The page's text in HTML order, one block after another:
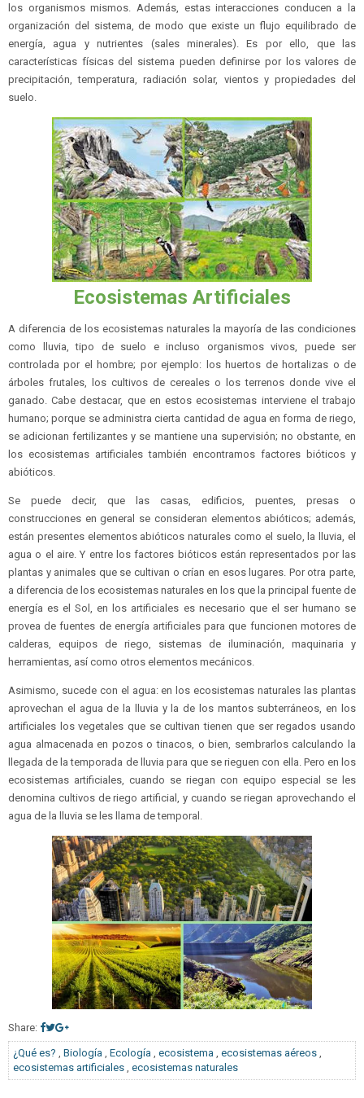
los organismos mismos. Además, estas interacciones conducen a la
organización del sistema, de modo que existe un flujo equilibrado de
energía, agua y nutrientes (sales minerales). Es por ello, que las
características físicas del sistema pueden definirse por los valores de
precipitación, temperatura, radiación solar, vientos y propiedades del
suelo.
Ecosistemas Artificiales
A diferencia de los ecosistemas naturales la mayoría de las condiciones
como lluvia, tipo de suelo e incluso organismos vivos, puede ser
controlada por el hombre; por ejemplo: los huertos de hortalizas o de
árboles frutales, los cultivos de cereales o los terrenos donde vive el
ganado. Cabe destacar, que en estos ecosistemas interviene el trabajo
humano; porque se administra cierta cantidad de agua en forma de riego,
se adicionan fertilizantes y se mantiene una supervisión; no obstante, en
los ecosistemas artificiales también encontramos factores bióticos y
abióticos.
Se puede decir, que las casas, edificios, puentes, presas o
construcciones en general se consideran elementos abióticos; además,
están presentes elementos abióticos naturales como el suelo, la lluvia, el
agua o el aire. Y entre los factores bióticos están representados por las
plantas y animales que se cultivan o crían en esos lugares. Por otra parte,
a diferencia de los ecosistemas naturales en los que la principal fuente de
energía es el Sol, en los artificiales es necesario que el ser humano se
provea de fuentes de energía artificiales para que funcionen motores de
calderas, equipos de riego, sistemas de iluminación, maquinaria y
herramientas, así como otros elementos mecánicos.
Asimismo, sucede con el agua: en los ecosistemas naturales las plantas
aprovechan el agua de la lluvia y la de los mantos subterráneos, en los
artificiales los vegetales que se cultivan tienen que ser regados usando
agua almacenada en pozos o tinacos, o bien, sembrarlos calculando la
llegada de la temporada de lluvia para que se rieguen con ella. Pero en los
ecosistemas artificiales, cuando se riegan con equipo especial se les
denomina cultivos de riego artificial, y cuando se riegan aprovechando el
agua de la lluvia se les llama de temporal.
Share:
¿Qué es? , Biología , Ecología , ecosistema , ecosistemas aéreos ,
ecosistemas artificiales , ecosistemas naturales